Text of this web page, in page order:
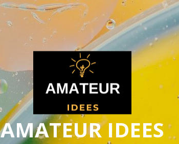
AMATEUR IDEES